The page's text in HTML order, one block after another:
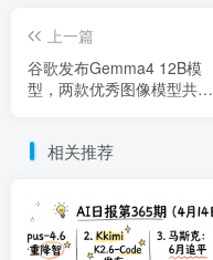
上一篇
谷歌发布Gemma4 12B模
型，两款优秀图像模型共同
相关推荐